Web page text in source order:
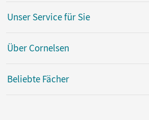
Unser Service für Sie
Über Cornelsen
Beliebte Fächer